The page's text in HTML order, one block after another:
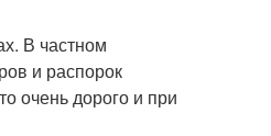
В частном
и распорок
очень дорого и при